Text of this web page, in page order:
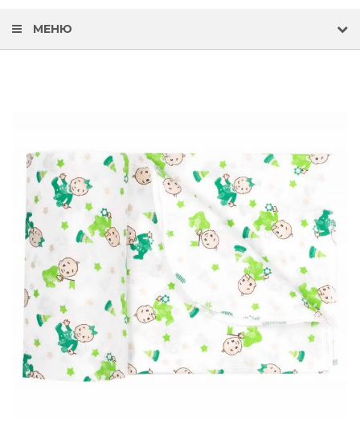
МЕНЮ